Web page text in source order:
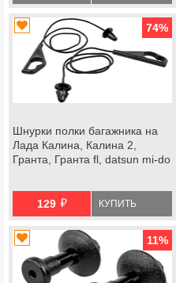
74%
Шнурки полки багажника на
Лада Калина, Калина 2,
Гранта, Гранта fl, datsun mi-do
129 й КУПИТЬ
11%